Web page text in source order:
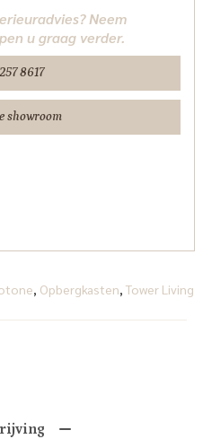
Neem
u graag verder.
8617
showroom
, Opbergkasten, Tower Living